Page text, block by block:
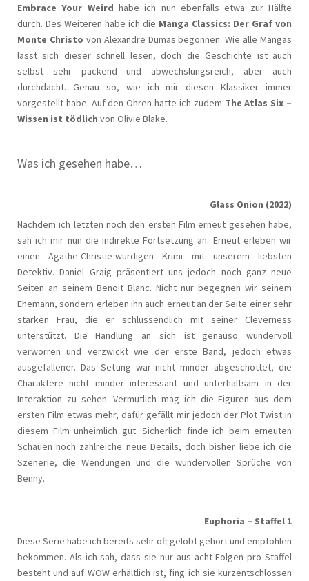
Embrace Your Weird habe ich nun ebenfalls etwa zur Hälfte
durch. Des Weiteren habe ich die Manga Classics: Der Graf von
Monte Christo von Alexandre Dumas begonnen. Wie alle Mangas
lässt sich dieser schnell lesen, doch die Geschichte ist auch
selbst sehr packend und abwechslungsreich, aber auch
durchdacht. Genau so, wie ich mir diesen Klassiker immer
vorgestellt habe. Auf den Ohren hatte ich zudem The Atlas Six –
Wissen ist tödlich von Olivie Blake.
Was ich gesehen habe…
Glass Onion (2022)
Nachdem ich letzten noch den ersten Film erneut gesehen habe,
sah ich mir nun die indirekte Fortsetzung an. Erneut erleben wir
einen Agathe-Christie-würdigen Krimi mit unserem liebsten
Detektiv. Daniel Graig präsentiert uns jedoch noch ganz neue
Seiten an seinem Benoit Blanc. Nicht nur begegnen wir seinem
Ehemann, sondern erleben ihn auch erneut an der Seite einer sehr
starken Frau, die er schlussendlich mit seiner Cleverness
unterstützt. Die Handlung an sich ist genauso wundervoll
verworren und verzwickt wie der erste Band, jedoch etwas
ausgefallener. Das Setting war nicht minder abgeschottet, die
Charaktere nicht minder interessant und unterhaltsam in der
Interaktion zu sehen. Vermutlich mag ich die Figuren aus dem
ersten Film etwas mehr, dafür gefällt mir jedoch der Plot Twist in
diesem Film unheimlich gut. Sicherlich finde ich beim erneuten
Schauen noch zahlreiche neue Details, doch bisher liebe ich die
Szenerie, die Wendungen und die wundervollen Sprüche von
Benny.
Euphoria – Staffel 1
Diese Serie habe ich bereits sehr oft gelobt gehört und empfohlen
bekommen. Als ich sah, dass sie nur aus acht Folgen pro Staffel
besteht und auf WOW erhältlich ist, fing ich sie kurzentschlossen